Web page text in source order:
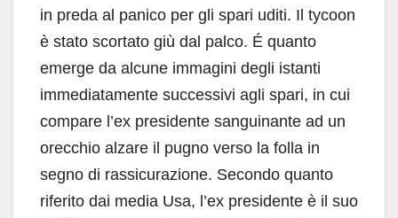
in preda al panico per gli spari uditi. Il tycoon
è stato scortato giù dal palco. É quanto
emerge da alcune immagini degli istanti
immediatamente successivi agli spari, in cui
compare l’ex presidente sanguinante ad un
orecchio alzare il pugno verso la folla in
segno di rassicurazione. Secondo quanto
riferito dai media Usa, l’ex presidente è il suo